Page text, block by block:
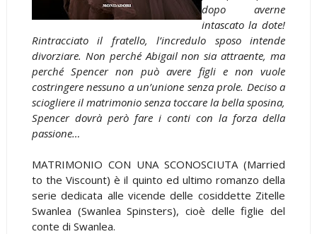
dopo averne
intascato la dote!
Rintracciato il fratello, l’incredulo sposo intende
divorziare. Non perché Abigail non sia attraente, ma
perché Spencer non può avere figli e non vuole
costringere nessuno a un’unione senza prole. Deciso a
sciogliere il matrimonio senza toccare la bella sposina,
Spencer dovrà però fare i conti con la forza della
passione…
MATRIMONIO CON UNA SCONOSCIUTA (Married
to the Viscount) è il quinto ed ultimo romanzo della
serie dedicata alle vicende delle cosiddette Zitelle
Swanlea (Swanlea Spinsters), cioè delle figlie del
conte di Swanlea.